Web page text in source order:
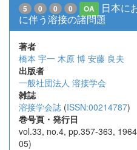
5 0 0 0 OA
日本に
に伴う溶接の諸問題
著者
橋本 宇一 木原 博 安藤 良夫
出版者
一般社団法人 溶接学会
雑誌
溶接学会誌 (ISSN:00214787)
巻号頁・発行日
vol.33, no.4, pp.357-363,
05)